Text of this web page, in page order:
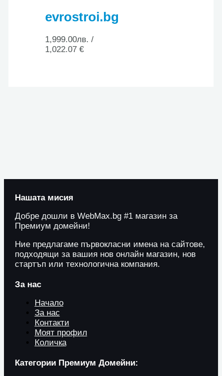
evrostroi.bg
1,999.00лв. /
1,022.07 €
Нашата мисия
Добре дошли в WebMax.bg #1 магазин за
Премиум домейни!
Ние предлагаме първокласни имена на сайтове,
подходящи за вашия нов онлайн магазин, нов
стартъп или технологична компания.
За нас
Начало
За нас
Контакти
Моят профил
Количка
Категории Премиум Домейни: